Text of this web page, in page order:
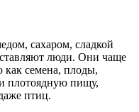
сахаром, сладкой
люди. Они чаще
как семена, плоды,
плотоядную пищу,
птиц.